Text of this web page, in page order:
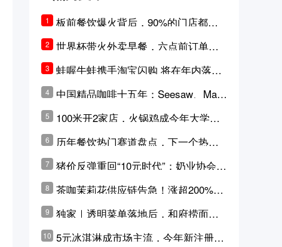
1
板前餐饮爆火背后，90%的门店都只
是徒有其表的刻意作秀？
2
世界杯带火外卖早餐，六点前订单大
涨超5成，巴西比赛成“早餐带货王”
3
蛙喔牛蛙携手淘宝闪购 将在年内落地3
4
中国精品咖啡十五年：Seesaw、Man
ner、M Stand为何结出了不同的果
实？
5
100米开2家店，火锅鸡成今年大学城
6
历年餐饮热门赛道盘点，下一个热门
7
猪价反弹重回“10元时代”；奶业协会称
原奶价格现回暖迹象
8
茶咖茉莉花供应链告急！涨超200%，
横州花价冲破50元一斤
9
独家｜透明菜单落地后，和府捞面李
学林公布未来10年计划
10 5元冰淇淋成市场主流，今年新注册相